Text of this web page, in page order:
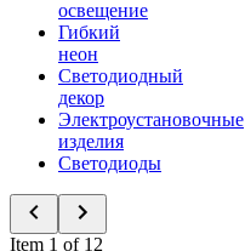
освещение
Гибкий
неон
Светодиодный
декор
Электроустановочные
изделия
Светодиоды
Item 1 of 12